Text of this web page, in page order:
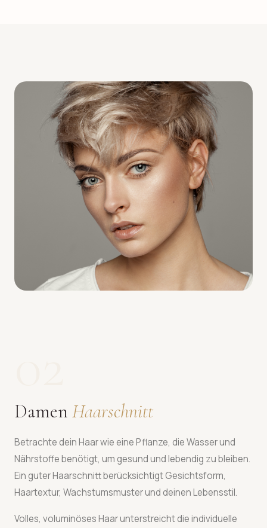
Damen Haarschnitt
Betrachte dein Haar wie eine Pflanze, die Wasser und
Nährstoffe benötigt, um gesund und lebendig zu bleiben.
Ein guter Haarschnitt berücksichtigt Gesichtsform,
Haartextur, Wachstumsmuster und deinen Lebensstil.
Volles, voluminöses Haar unterstreicht die individuelle